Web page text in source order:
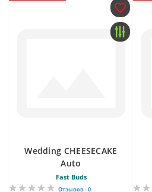
Wedding CHEESECAKE
Auto
Fast Buds
Отзывов - 0